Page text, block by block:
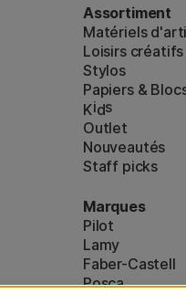
Assortiment
Matériels
Loisirs créatifs
Stylos
Papiers &
Kids
Outlet
Nouveautés
Staff picks
Marques
Pilot
Lamy
Faber-Castell
Posca